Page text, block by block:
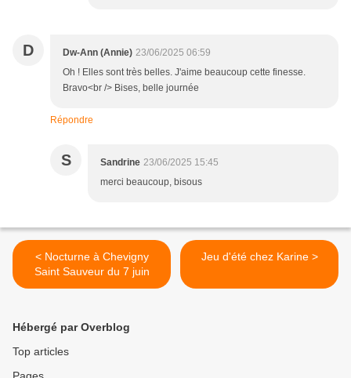
D Dw-Ann (Annie) 23/06/2025 06:59
Oh ! Elles sont très belles. J'aime beaucoup cette finesse.
Bravo<br /> Bises, belle journée
Répondre
S Sandrine 23/06/2025 15:45
merci beaucoup, bisous
< Nocturne à Chevigny
Saint Sauveur du 7 juin
Jeu d'été chez Karine >
Hébergé par Overblog
Top articles